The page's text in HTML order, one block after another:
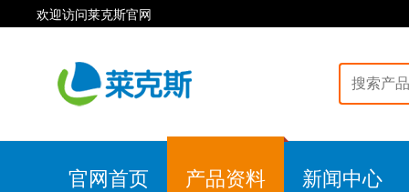
欢迎访问莱克斯官网
官网首页 产品资料 新闻中心